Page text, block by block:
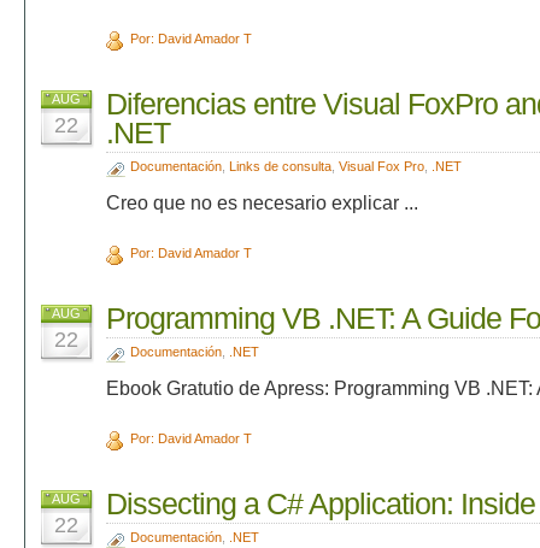
Por: David Amador T
AUG
22
Diferencias entre Visual FoxPro
.NET
Documentación, Links de consulta, Visual Fox Pro, .NET
Creo que no es necesario explicar ...
Por: David Amador T
AUG
22
Programming VB .NET: A Guide
Documentación, .NET
Ebook Gratutio de Apress: Programming VB
Por: David Amador T
AUG
22
Dissecting a C# Application:
Documentación, .NET